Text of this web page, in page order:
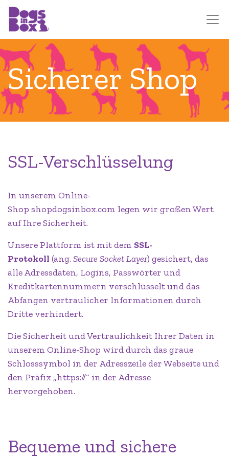
Sicherer Shop​
SSL-Verschlüsselung
In unserem Online-
Shop shopdogsinbox.com legen wir großen Wert
auf Ihre Sicherheit.
Unsere Plattform ist mit dem SSL-
Protokoll (ang. Secure Socket Layer) gesichert, das
alle Adressdaten, Logins, Passwörter und
Kreditkartennummern verschlüsselt und das
Abfangen vertraulicher Informationen durch
Dritte verhindert.
Die Sicherheit und Vertraulichkeit Ihrer Daten in
unserem Online-Shop wird durch das graue
Schlosssymbol in der Adresszeile der Webseite und
den Präfix „https://“ in der Adresse
hervorgehoben.
Bequeme und sichere